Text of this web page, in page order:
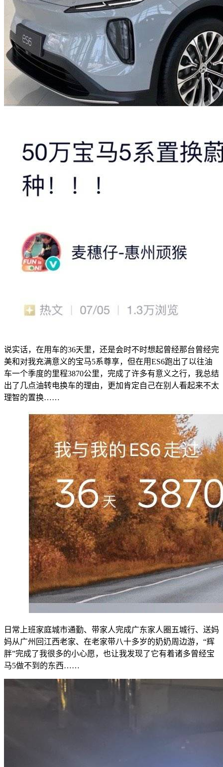
说实话，在用车的36天里，还是会时不时想起曾经那台曾经完
美和对我充满意义的宝马5系尊享，但在用ES6跑出了以往油
车一个季度的里程3870公里，完成了许多有意义之行，我总结
出了几点油转电换车的理由，更加肯定自己在别人看起来不太
理智的置换……
日常上班家庭城市通勤、带家人完成广东家人圈五城行、送妈
妈从广州回江西老家、在老家带八十多岁的奶奶周边游，“辉
胖”完成了我很多的小心愿，也让我发现了它有着诸多曾经宝
马5做不到的东西……